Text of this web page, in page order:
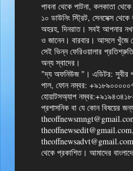
পাবনা থেকে পাটনা, কলকাতা
১০ ডাউনিং স্ট্রিট, সেনসেক্স
অহরহ, দিনরাত। সবই আপনার
ও জানেন। বারবার। আসলে খুঁজে
সেই ভিন্ন ফেরিওয়ালার
অন্য স্বাদের।
"দ্য অফনিউজ "। এডিটর: সুবীর
পাল, ফোন নম্বর:
হোয়াটসঅ্যাপ
প্রশাসনিক বা যে কোন বিষয়ের
theoffnewsedit@gmail.com,
থেকে প্রকাশিত। আমাদের